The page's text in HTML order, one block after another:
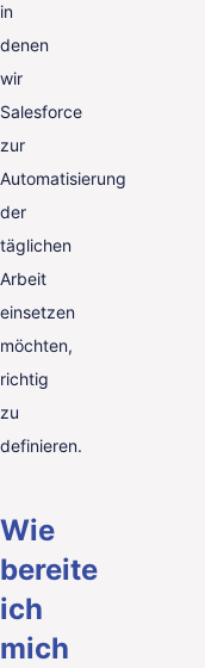
in
denen
wir
Salesforce
zur
Automatisierung
der
täglichen
Arbeit
einsetzen
möchten,
richtig
zu
definieren.
Wie
bereite
ich
mich